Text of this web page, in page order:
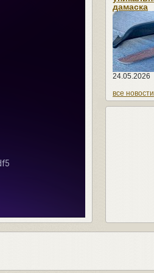
дамаска
24.05.2026
все новости